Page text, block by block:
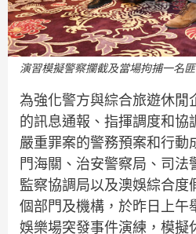
演習模擬警察攔截及當場拘捕一名
為強化警方與綜合旅遊休閒
的訊息通報、指揮調度和協
嚴重罪案的警務預案和行動
門海關、治安警察局、司
監察協調局以及澳娛綜合度
個部門及機構，於昨日上午
娛樂場突發事件演練，模擬